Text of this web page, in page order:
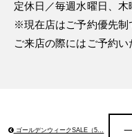
定休日／毎週水曜日、木
※現在店はご予約優先制
ご来店の際にはご予約い
ゴールデンウィークSALE（5...